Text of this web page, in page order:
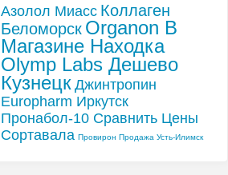
Азолол Миасс Коллаген
Беломорск Organon В
Магазине Находка
Olymp Labs Дешево
Кузнецк Джинтропин
Europharm Иркутск
Пронабол-10 Сравнить Цены
Сортавала Провирон Продажа Усть-Илимск